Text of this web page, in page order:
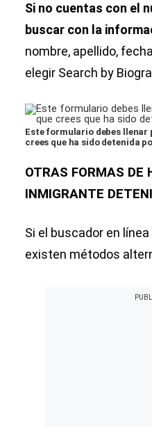
Si no cuentas con el
buscar con la
nombre, apellido,
elegir Search by
Este formulario debes llenar
crees que ha sido detenida
OTRAS FORMAS DE
INMIGRANTE
Si el buscador en
existen métodos